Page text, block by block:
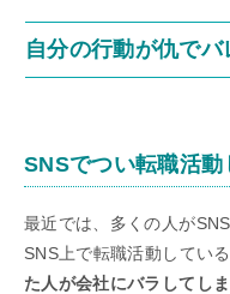
自分の行動が仇でバ
SNSでつい転職活動
最近では、多くの人が
SNS上で転職活動してい
た人が会社にバラしてし